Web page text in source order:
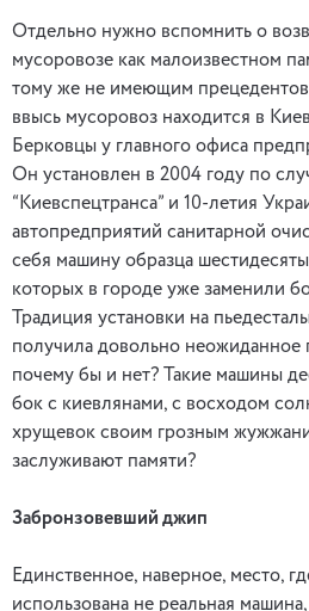
Отдельно нужно вспомнить о
мусоровозе как малоизвестном
тому же не имеющим прецедентов
ввысь мусоровоз находится в
Берковцы у главного офиса
Он установлен в 2004 году по
“Киевспецтранса” и 10-летия
автопредприятий санитарной
себя машину образца
которых в городе уже заменили
Традиция установки на
получила довольно
почему бы и нет? Такие машины
бок с киевлянами, с восходом
хрущевок своим грозным
заслуживают памяти?
Забронзовевший джип
Единственное, наверное, место,
использована не реальная